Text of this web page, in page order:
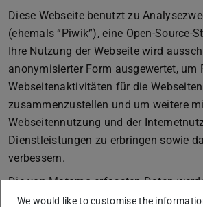
Diese Webseite benutzt zu
(ehemals “Piwik”), eine Open-Source-
Ihre Nutzung der Webseite wird
anonymisierter Form ausgewertet, um
Webseitenaktivitäten für die
zusammenzustellen und um weitere
Webseitennutzung und der
Dienstleistungen zu erbringen sowie
verbessern.
Die von Matomo erfassten Daten
TU Darmstadt gespeichert und unter
We would like to customise the